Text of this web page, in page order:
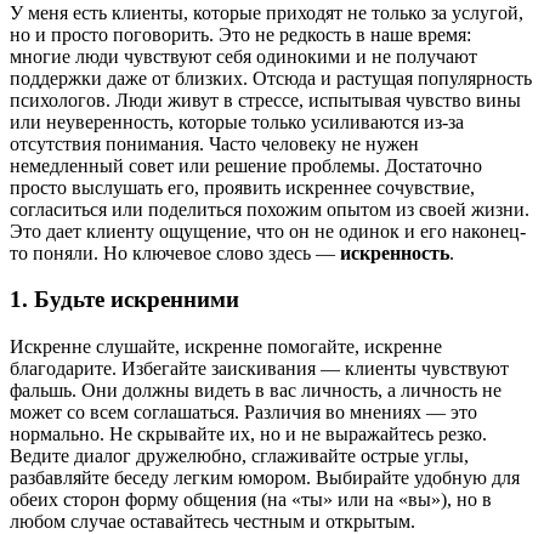
У меня есть клиенты, которые приходят не только за услугой,
но и просто поговорить. Это не редкость в наше время:
многие люди чувствуют себя одинокими и не получают
поддержки даже от близких. Отсюда и растущая популярность
психологов. Люди живут в стрессе, испытывая чувство вины
или неуверенность, которые только усиливаются из-за
отсутствия понимания. Часто человеку не нужен
немедленный совет или решение проблемы. Достаточно
просто выслушать его, проявить искреннее сочувствие,
согласиться или поделиться похожим опытом из своей жизни.
Это дает клиенту ощущение, что он не одинок и его наконец-
то поняли. Но ключевое слово здесь — искренность.
1. Будьте искренними
Искренне слушайте, искренне помогайте, искренне
благодарите. Избегайте заискивания — клиенты чувствуют
фальшь. Они должны видеть в вас личность, а личность не
может со всем соглашаться. Различия во мнениях — это
нормально. Не скрывайте их, но и не выражайтесь резко.
Ведите диалог дружелюбно, сглаживайте острые углы,
разбавляйте беседу легким юмором. Выбирайте удобную для
обеих сторон форму общения (на «ты» или на «вы»), но в
любом случае оставайтесь честным и открытым.